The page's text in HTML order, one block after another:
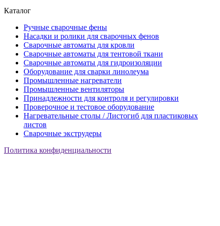
Каталог
Ручные сварочные фены
Насадки и ролики для сварочных фенов
Сварочные автоматы для кровли
Сварочные автоматы для тентовой ткани
Сварочные автоматы для гидроизоляции
Оборудование для сварки линолеума
Промышленные нагреватели
Промышленные вентиляторы
Принадлежности для контроля и регулировки
Проверочное и тестовое оборудование
Нагревательные столы / Листогиб для пластиковых
листов
Сварочные экструдеры
Политика конфиденциальности